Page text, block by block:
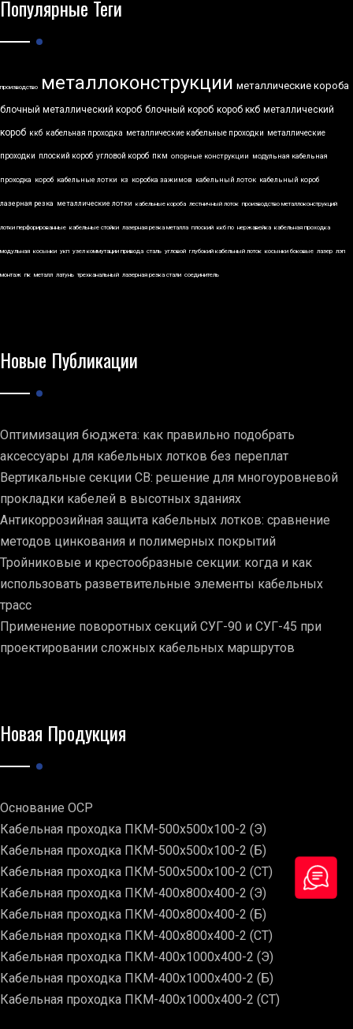
Популярные Теги
производство металлоконструкции металлические короба
блочный металлический короб блочный короб короб ккб металлический
короб ккб кабельная проходка металлические кабельные проходки металлические
проходки плоский короб угловой короб пкм опорные конструкции модульная кабельная
проходка короб кабельные лотки кз коробка зажимов кабельный лоток кабельный короб
лазерная резка металлические лотки кабельные короба лестничный лоток производство металлоконструкций
лотки перфорированные кабельные стойки лазерная резка металла плоский ккб по нержавейка кабельная проходка
модульная косынки укп узел коммутации привода сталь угловой глубокий кабельный лоток косынки боковые лазер лэп
монтаж пк металл латунь трехканальный лазерная резка стали соединитель
Новые Публикации
Оптимизация бюджета: как правильно подобрать
аксессуары для кабельных лотков без переплат
Вертикальные секции СВ: решение для многоуровневой
прокладки кабелей в высотных зданиях
Антикоррозийная защита кабельных лотков: сравнение
методов цинкования и полимерных покрытий
Тройниковые и крестообразные секции: когда и как
использовать разветвительные элементы кабельных
трасс
Применение поворотных секций СУГ-90 и СУГ-45 при
проектировании сложных кабельных маршрутов
Новая Продукция
Основание ОСР
Кабельная проходка ПКМ-500х500х100-2 (Э)
Кабельная проходка ПКМ-500х500х100-2 (Б)
Кабельная проходка ПКМ-500х500х100-2 (СТ)
Кабельная проходка ПКМ-400х800х400-2 (Э)
Кабельная проходка ПКМ-400х800х400-2 (Б)
Кабельная проходка ПКМ-400х800х400-2 (СТ)
Кабельная проходка ПКМ-400х1000х400-2 (Э)
Кабельная проходка ПКМ-400х1000х400-2 (Б)
Кабельная проходка ПКМ-400х1000х400-2 (СТ)